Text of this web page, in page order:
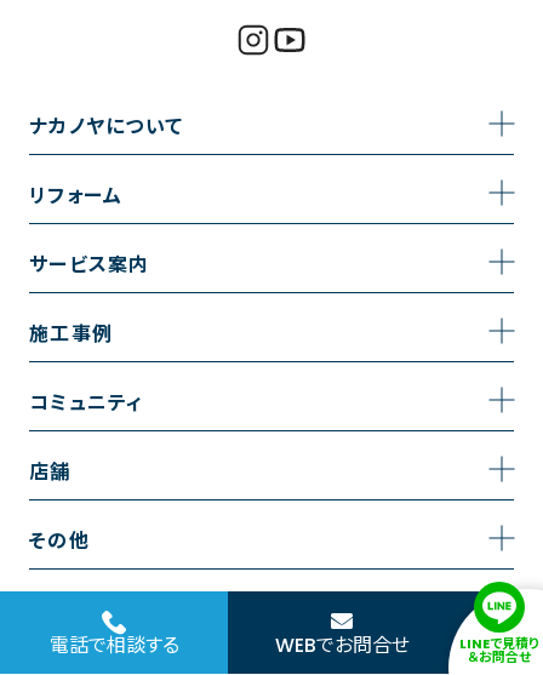
ナカノヤについて
事業内容
採用情報
リフォーム
トイレのリフォーム
キッチンのリフォーム
リノベーション
内装のリフォーム
水回りのリフォーム
外壁のリフォーム
サービス案内
サービスの流れ
施工事例
施工事例一覧
お風呂の施工事例
洗面の施工事例
コミュニティ
コミュニティ
お知らせ
店舗
越谷店
浦和店
その他
お問い合わせ
サイトポリシー
電話で相談する WEBでお問合せ LINEで見積り
＆お問合せ